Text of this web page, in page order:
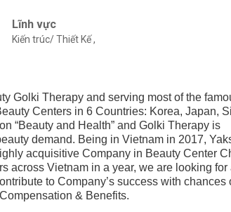
Lĩnh vực
Kiến trúc/ Thiết Kế ,
Golki Therapy and serving most of the
Centers in 6 Countries: Korea, Japan,
“Beauty and Health” and Golki Therapy is
demand. Being in Vietnam in 2017,
acquisitive Company in Beauty Center
across Vietnam in a year, we are looking for
to Company’s success with chances
& Benefits.